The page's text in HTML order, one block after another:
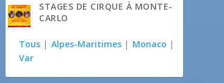
STAGES DE CIRQUE À MONTE-
CARLO
Tous | Alpes-Maritimes | Monaco |
Var